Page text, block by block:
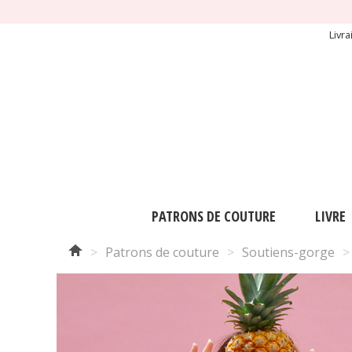
PATRONS DE COUTURE LIVRE
> Patrons de couture > Soutiens-gorge >